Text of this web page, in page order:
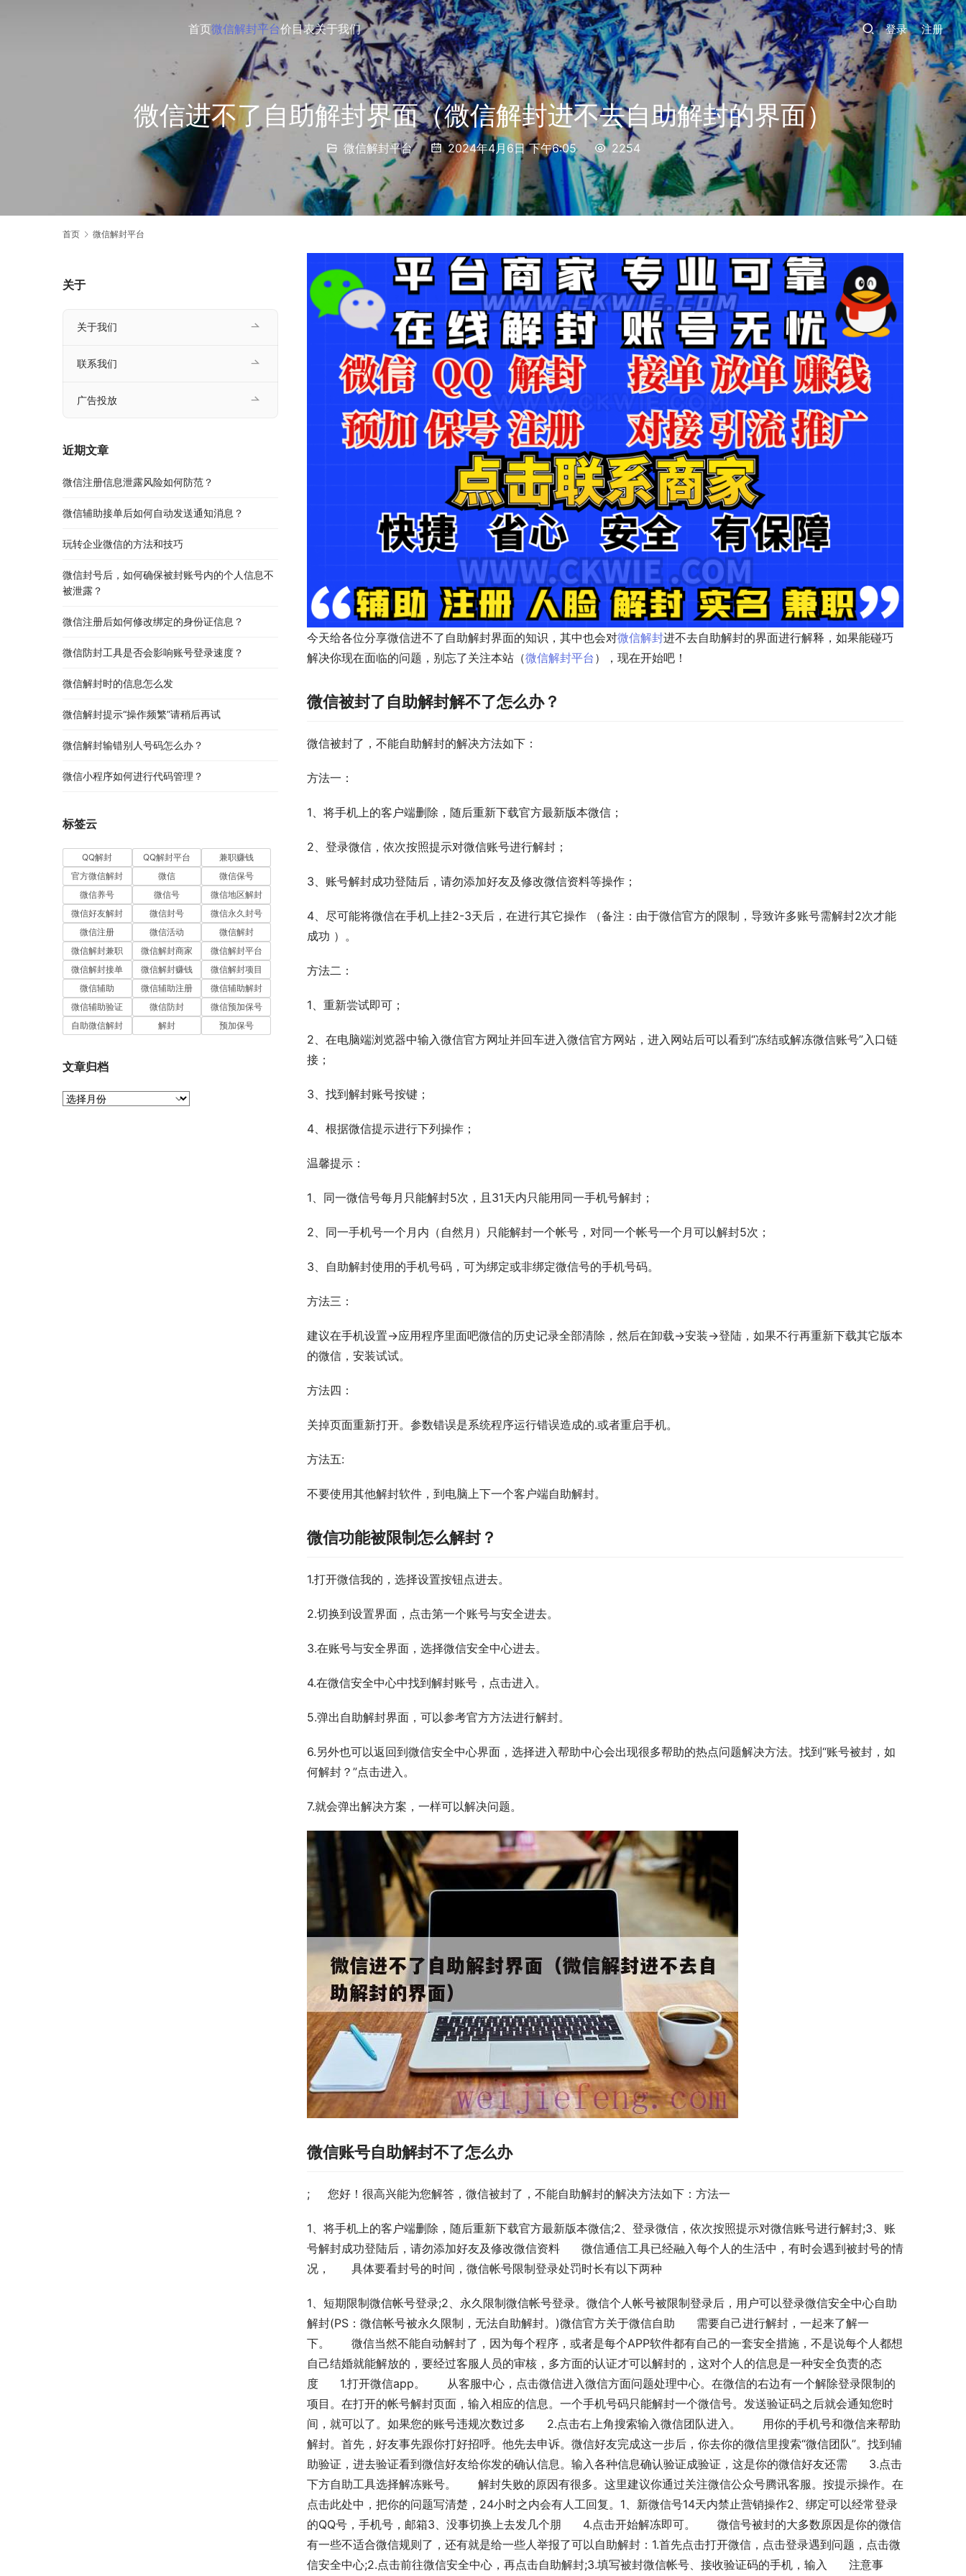
首页微信解封平台价目表关于我们 登录 注册
微信进不了自助解封界面（微信解封进不去自助解封的界面）
微信解封平台 2024年4月6日 下午6:05 2254
首页 微信解封平台
今天给各位分享微信进不了自助解封界面的知识，其中也会对微信解封进不去自助解封的界面进行解释，如果能碰巧
解决你现在面临的问题，别忘了关注本站（微信解封平台 ），现在开始吧！
微信被封了自助解封解不了怎么办？
微信被封了，不能自助解封的解决方法如下：
方法一：
1、将手机上的客户端删除，随后重新下载官方最新版本微信；
2、登录微信，依次按照提示对微信账号进行解封；
3、账号解封成功登陆后，请勿添加好友及修改微信资料等操作；
4、尽可能将微信在手机上挂2-3天后，在进行其它操作 （备注：由于微信官方的限制，导致许多账号需解封2次才能
成功 ）。
方法二：
1、重新尝试即可；
2、在电脑端浏览器中输入微信官方网址并回车进入微信官方网站，进入网站后可以看到“冻结或解冻微信账号”入口链
接；
3、找到解封账号按键；
4、根据微信提示进行下列操作；
温馨提示：
1、同一微信号每月只能解封5次，且31天内只能用同一手机号解封；
2、同一手机号一个月内（自然月）只能解封一个帐号，对同一个帐号一个月可以解封5次；
3、自助解封使用的手机号码，可为绑定或非绑定微信号的手机号码。
方法三：
建议在手机设置→应用程序里面吧微信的历史记录全部清除，然后在卸载→安装→登陆，如果不行再重新下载其它版本
的微信，安装试试。
方法四：
关掉页面重新打开。参数错误是系统程序运行错误造成的.或者重启手机。
方法五:
不要使用其他解封软件，到电脑上下一个客户端自助解封。
微信功能被限制怎么解封？
1.打开微信我的，选择设置按钮点进去。
2.切换到设置界面，点击第一个账号与安全进去。
3.在账号与安全界面，选择微信安全中心进去。
4.在微信安全中心中找到解封账号，点击进入。
5.弹出自助解封界面，可以参考官方方法进行解封。
6.另外也可以返回到微信安全中心界面，选择进入帮助中心会出现很多帮助的热点问题解决方法。找到“账号被封，如
何解封？”点击进入。
7.就会弹出解决方案，一样可以解决问题。
微信账号自助解封不了怎么办
;     您好！很高兴能为您解答，微信被封了，不能自助解封的解决方法如下：方法一
1、将手机上的客户端删除，随后重新下载官方最新版本微信;2、登录微信，依次按照提示对微信账号进行解封;3、账
号解封成功登陆后，请勿添加好友及修改微信资料      微信通信工具已经融入每个人的生活中，有时会遇到被封号的情
况，      具体要看封号的时间，微信帐号限制登录处罚时长有以下两种
1、短期限制微信帐号登录;2、永久限制微信帐号登录。微信个人帐号被限制登录后，用户可以登录微信安全中心自助
解封(PS：微信帐号被永久限制，无法自助解封。)微信官方关于微信自助      需要自己进行解封，一起来了解一
下。      微信当然不能自动解封了，因为每个程序，或者是每个APP软件都有自己的一套安全措施，不是说每个人都想
自己结婚就能解放的，要经过客服人员的审核，多方面的认证才可以解封的，这对个人的信息是一种安全负责的态
度      1.打开微信app。      从客服中心，点击微信进入微信方面问题处理中心。在微信的右边有一个解除登录限制的
项目。在打开的帐号解封页面，输入相应的信息。一个手机号码只能解封一个微信号。发送验证码之后就会通知您时
间，就可以了。如果您的账号违规次数过多      2.点击右上角搜索输入微信团队进入。      用你的手机号和微信来帮助
解封。首先，好友事先跟你打好招呼。他先去申诉。微信好友完成这一步后，你去你的微信里搜索“微信团队”。找到辅
助验证，进去验证看到微信好友给你发的确认信息。输入各种信息确认验证成验证，这是你的微信好友还需      3.点击
下方自助工具选择解冻账号。      解封失败的原因有很多。这里建议你通过关注微信公众号腾讯客服。按提示操作。在
点击此处中，把你的问题写清楚，24小时之内会有人工回复。1、新微信号14天内禁止营销操作2、绑定可以经常登录
的QQ号，手机号，邮箱3、没事切换上去发几个朋      4.点击开始解冻即可。      微信号被封的大多数原因是你的微信
有一些不适合微信规则了，还有就是给一些人举报了可以自助解封：1.首先点击打开微信，点击登录遇到问题，点击微
信安全中心;2.点击前往微信安全中心，再点击自助解封;3.填写被封微信帐号、接收验证码的手机，输入      注意事
关于
关于我们
联系我们
广告投放
近期文章
微信注册信息泄露风险如何防范？
微信辅助接单后如何自动发送通知消息？
玩转企业微信的方法和技巧
微信封号后，如何确保被封账号内的个人信息不
被泄露？
微信注册后如何修改绑定的身份证信息？
微信防封工具是否会影响账号登录速度？
微信解封时的信息怎么发
微信解封提示“操作频繁”请稍后再试
微信解封输错别人号码怎么办？
微信小程序如何进行代码管理？
标签云
QQ解封 QQ解封平台
兼职赚钱
官方微信解封
微信
微信保号
微信养号
微信号
微信地区解封
微信好友解封
微信封号
微信永久封号
微信注册
微信活动
微信解封
微信解封兼职
微信解封商家
微信解封平台
微信解封接单
微信解封赚钱
微信解封项目
微信辅助
微信辅助注册
微信辅助解封
微信辅助验证
微信防封
微信预加保号
自助微信解封
解封 预加保号
文章归档
文